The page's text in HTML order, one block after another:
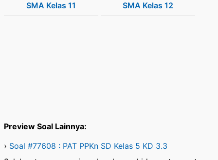
SMA Kelas 11 SMA Kelas 12
Preview Soal Lainnya:
› Soal #77608 : PAT PPKn SD Kelas 5 KD 3.3